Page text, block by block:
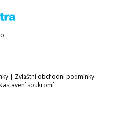
| Zvláštní obchodní podmínky
soukromí